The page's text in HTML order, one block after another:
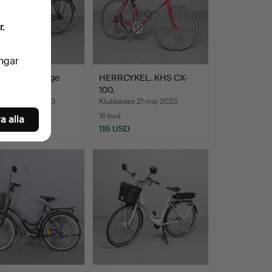
Sverige
26 maj 2023
HERRCYKEL. KHS CX-
100.
Klubbades 21 maj 2023
16 bud
116 USD
alla